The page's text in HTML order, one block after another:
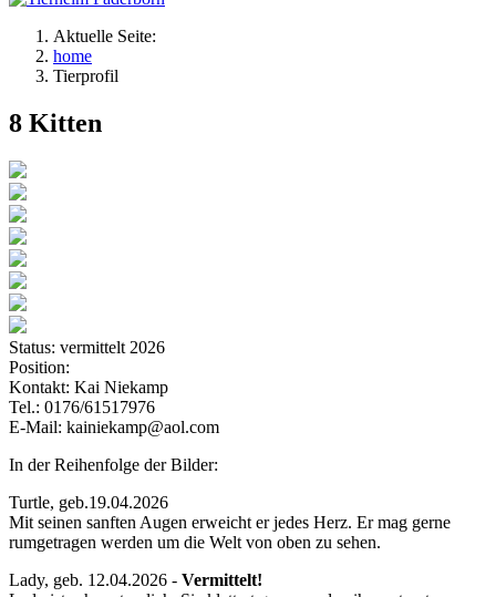
Aktuelle Seite:
home
Tierprofil
8 Kitten
Status: vermittelt 2026
Position:
Kontakt: Kai Niekamp
Tel.: 0176/61517976
E-Mail: kainiekamp@aol.com
In der Reihenfolge der Bilder:
Turtle, geb.19.04.2026
Mit seinen sanften Augen erweicht er jedes Herz. Er mag gerne
rumgetragen werden um die Welt von oben zu sehen.
Lady, geb. 12.04.2026 - Vermittelt!